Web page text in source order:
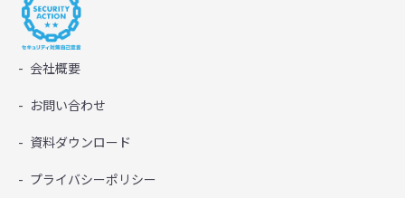
会社概要
お問い合わせ
資料ダウンロード
プライバシーポリシー